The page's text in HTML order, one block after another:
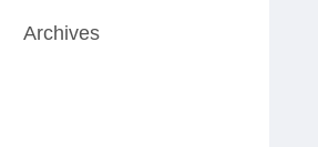
Archives